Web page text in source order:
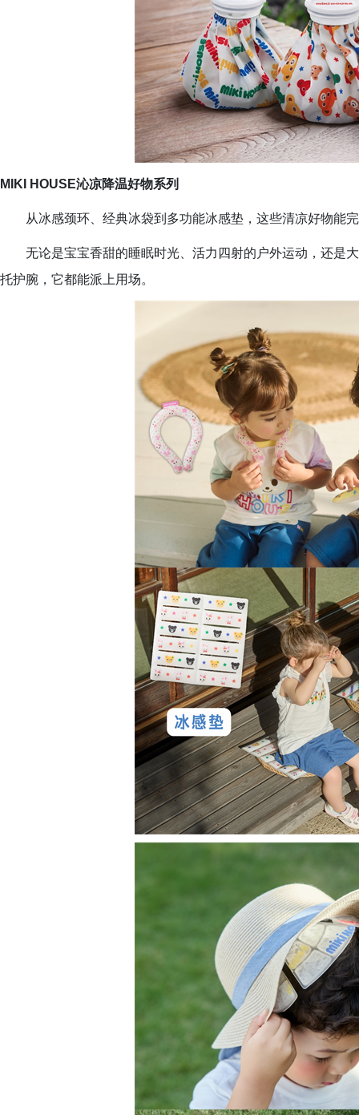
MIKI HOUSE沁凉降温好物系列
从冰感颈环、经典冰袋到多功能冰感垫，这些清凉好物能
无论是宝宝香甜的睡眠时光、活力四射的户外运动，还是
托护腕，它都能派上用场。